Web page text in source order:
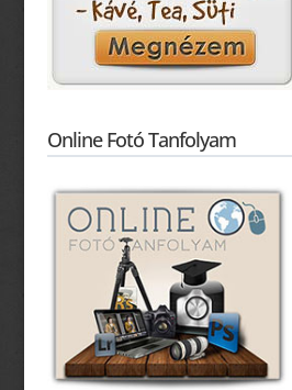
Online Fotó Tanfolyam